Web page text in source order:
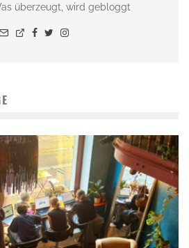
überzeugt, wird gebloggt